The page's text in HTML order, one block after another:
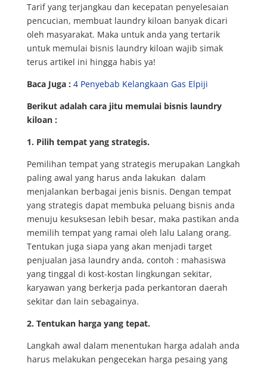
Tarif yang terjangkau dan kecepatan penyelesaian
pencucian, membuat laundry kiloan banyak dicari
oleh masyarakat. Maka untuk anda yang tertarik
untuk memulai bisnis laundry kiloan wajib simak
terus artikel ini hingga habis ya!
Baca Juga : 4 Penyebab Kelangkaan Gas Elpiji
Berikut adalah cara jitu memulai bisnis laundry
kiloan :
1. Pilih tempat yang strategis.
Pemilihan tempat yang strategis merupakan Langkah
paling awal yang harus anda lakukan dalam
menjalankan berbagai jenis bisnis. Dengan tempat
yang strategis dapat membuka peluang bisnis anda
menuju kesuksesan lebih besar, maka pastikan anda
memilih tempat yang ramai oleh lalu Lalang orang.
Tentukan juga siapa yang akan menjadi target
penjualan jasa laundry anda, contoh : mahasiswa
yang tinggal di kost-kostan lingkungan sekitar,
karyawan yang berkerja pada perkantoran daerah
sekitar dan lain sebagainya.
2. Tentukan harga yang tepat.
Langkah awal dalam menentukan harga adalah anda
harus melakukan pengecekan harga pesaing yang